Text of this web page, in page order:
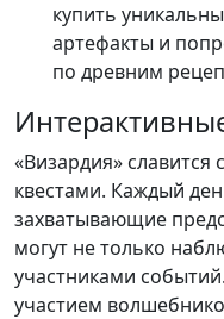
купить
артефакты и
по древним
«Визардия»
квестами. Каждый
захватывающие
могут не только
участниками
участием